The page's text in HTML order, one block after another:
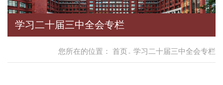
学习二十届三中全会专栏
您所在的位置： 首页 - 学习二十届三中全会专栏